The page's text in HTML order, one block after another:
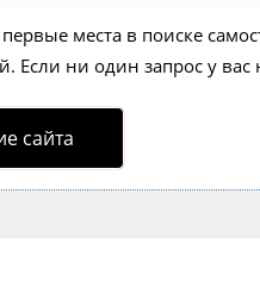
места в поиске
Если ни один запрос у вас
сайта